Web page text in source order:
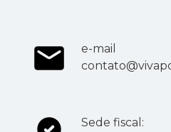
Sede fiscal:
e-mail